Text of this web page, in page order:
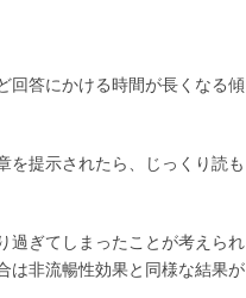
回答にかける時間が長くなる傾
を提示されたら、じっくり読も
過ぎてしまったことが考えられ
は非流暢性効果と同様な結果が